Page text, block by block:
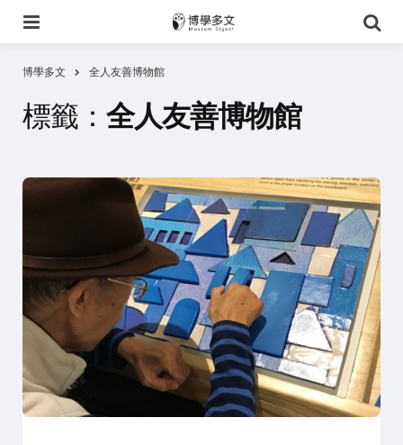
尋
博學多文 全人友善博物館
標籤： 全人友善博物館